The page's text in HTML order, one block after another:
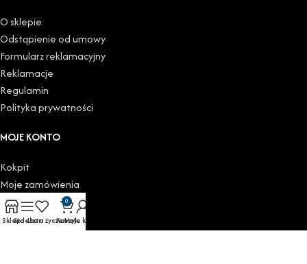
O sklepie
Odstąpienie od umowy
Formularz reklamacyjny
Reklamacje
Regulamin
Polityka prywatności
MOJE KONTO
Kokpit
Moje zamówienia
Do pobrania
Moje adresy
SklepSidebarLista życzeń
0
Koszyk
Moje konto